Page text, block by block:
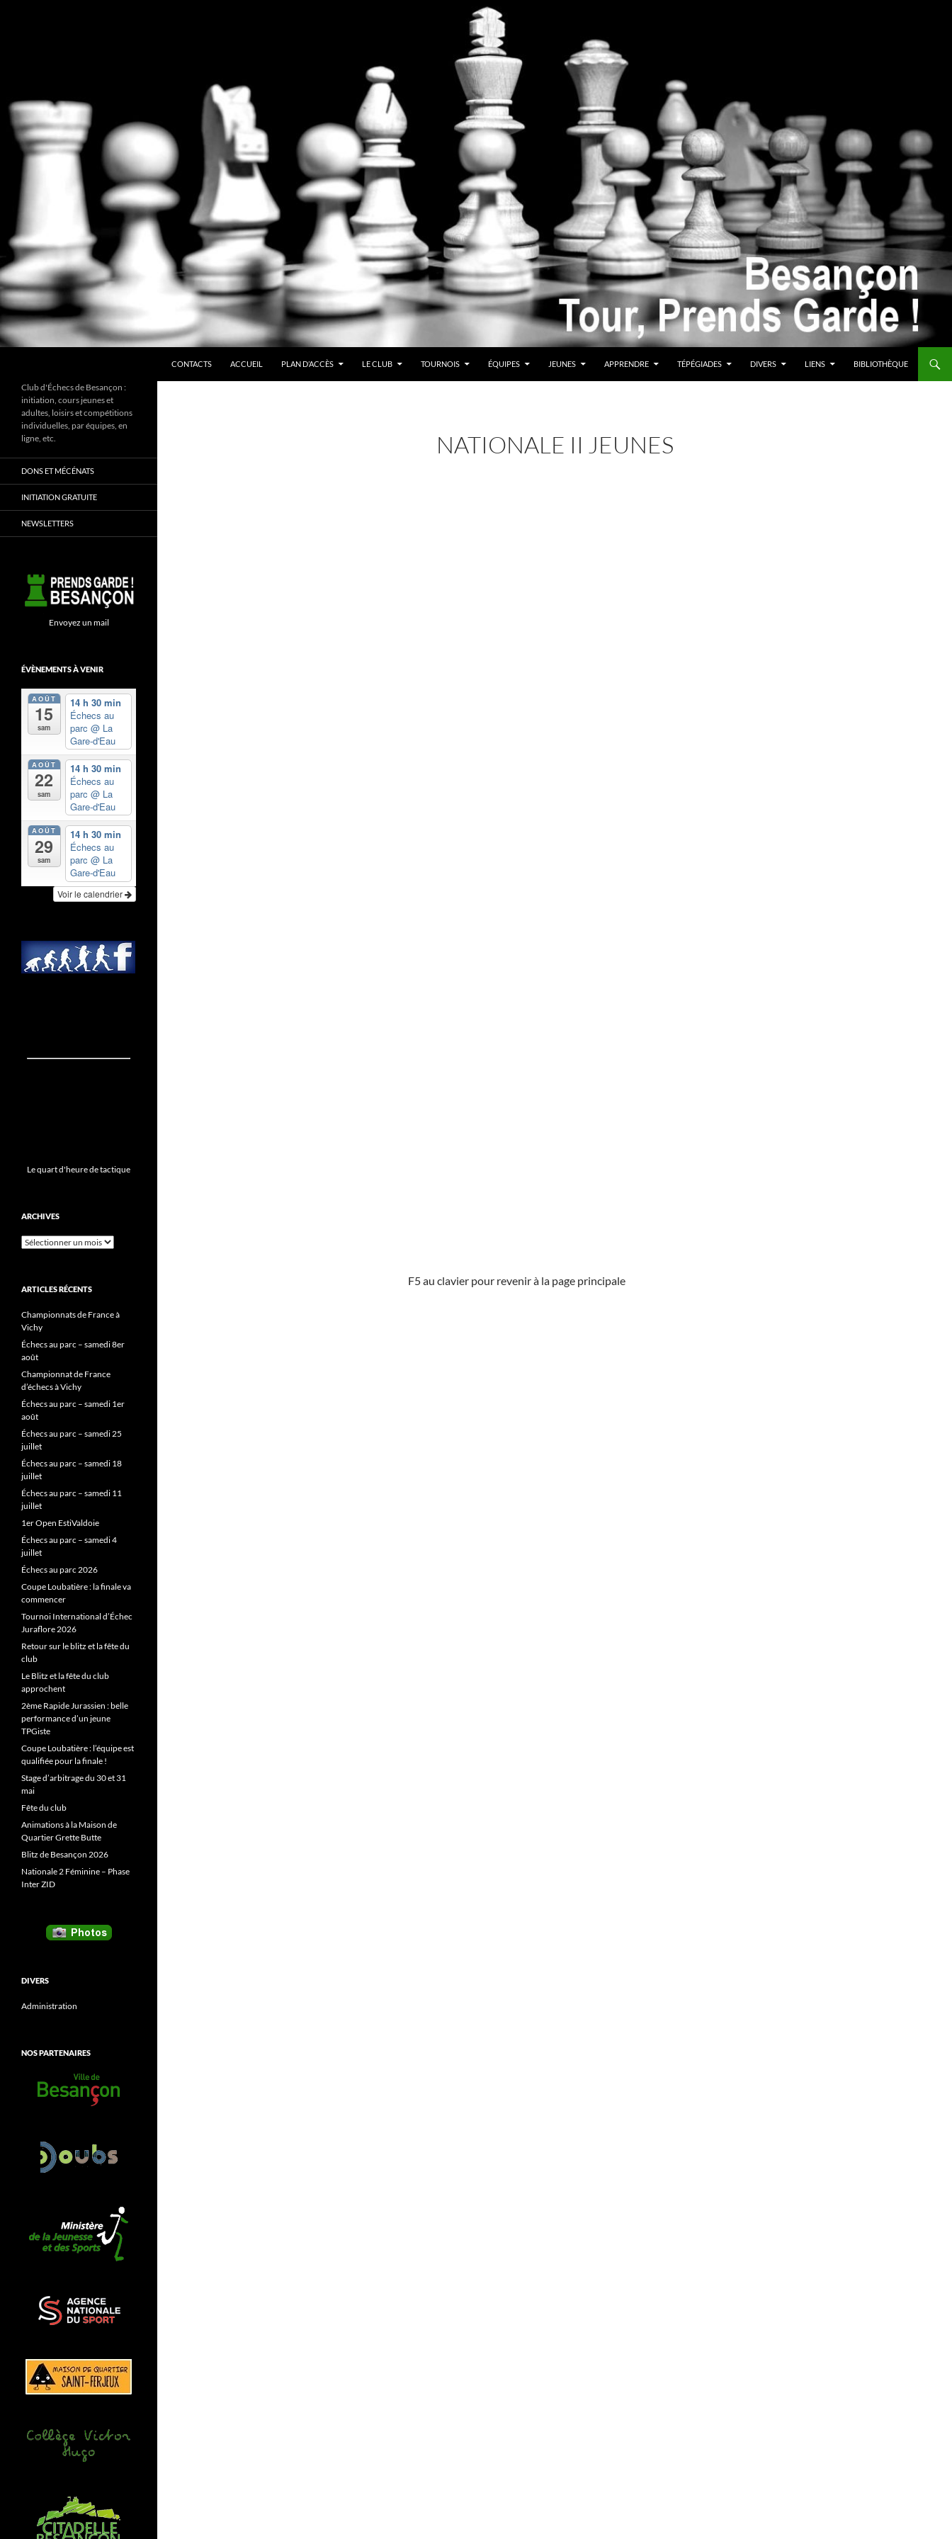
CONTACTS
ACCUEIL PLAN D’ACCÈS LE CLUB TOURNOIS ÉQUIPES JEUNES APPRENDRE TÉPÉGIADES DIVERS LIENS BIBLIOTHÈQUE
NATIONALE II JEUNES
F5 au clavier pour revenir à la page principale
Club d'Échecs de Besançon :
initiation, cours jeunes et
adultes, loisirs et compétitions
individuelles, par équipes, en
ligne, etc.
DONS ET MÉCÉNATS
INITIATION GRATUITE
NEWSLETTERS
Envoyez un mail
ÉVÈNEMENTS À VENIR
AOÛT
15
sam
14 h 30 min
Échecs au
parc @ La
Gare-d'Eau
AOÛT
22
sam
14 h 30 min
Échecs au
parc @ La
Gare-d'Eau
AOÛT
29
sam
14 h 30 min
Échecs au
parc @ La
Gare-d'Eau
Voir le calendrier
Le quart d'heure de tactique
ARCHIVES
Archives
ARTICLES RÉCENTS
Championnats de France à
Vichy
Échecs au parc – samedi 8er
août
Championnat de France
d’échecs à Vichy
Échecs au parc – samedi 1er
août
Échecs au parc – samedi 25
juillet
Échecs au parc – samedi 18
juillet
Échecs au parc – samedi 11
juillet
1er Open EstiValdoie
Échecs au parc – samedi 4
juillet
Échecs au parc 2026
Coupe Loubatière : la finale va
commencer
Tournoi International d’Échec
Juraflore 2026
Retour sur le blitz et la fête du
club
Le Blitz et la fête du club
approchent
2ème Rapide Jurassien : belle
performance d’un jeune
TPGiste
Coupe Loubatière : l’équipe est
qualifiée pour la finale !
Stage d’arbitrage du 30 et 31
mai
Fête du club
Animations à la Maison de
Quartier Grette Butte
Blitz de Besançon 2026
Nationale 2 Féminine – Phase
Inter ZID
DIVERS
Administration
NOS PARTENAIRES